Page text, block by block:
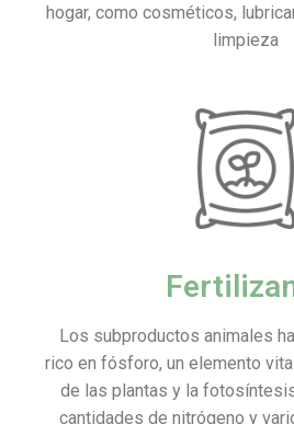
hogar, como cosméticos,
limpieza
Los subproductos animales
rico en fósforo, un elemento
de las plantas y la
cantidades de nitrógeno y